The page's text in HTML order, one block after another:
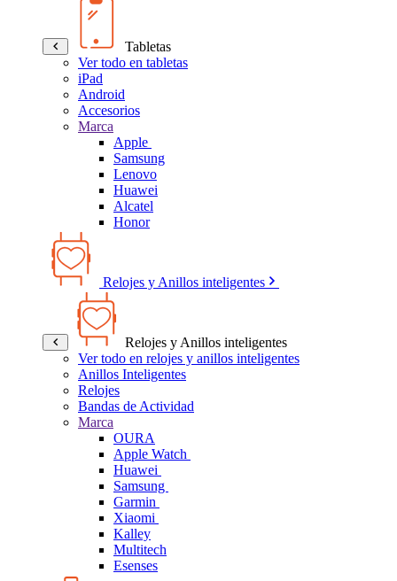
Tabletas
Ver todo en tabletas
iPad
Android
Accesorios
Marca
Apple
Samsung
Lenovo
Huawei
Alcatel
Honor
Relojes y Anillos inteligentes
Relojes y Anillos inteligentes
Ver todo en relojes y anillos inteligentes
Anillos Inteligentes
Relojes
Bandas de Actividad
Marca
OURA
Apple Watch
Huawei
Samsung
Garmin
Xiaomi
Kalley
Multitech
Esenses